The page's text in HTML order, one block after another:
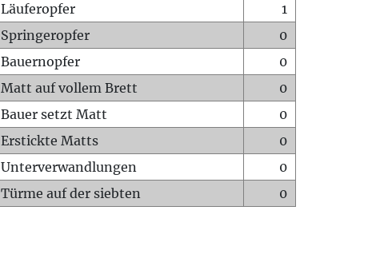
Läuferopfer
1
Springeropfer
0
Bauernopfer
0
Matt auf vollem Brett
0
Bauer setzt Matt
0
Erstickte Matts
0
Unterverwandlungen
0
Türme auf der siebten
0